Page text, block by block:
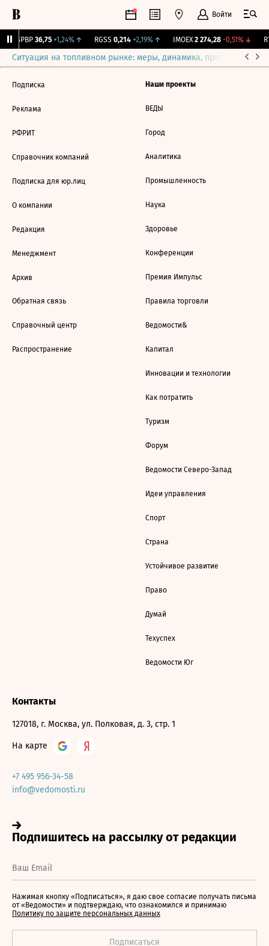
Войти
BSPBP 36,75 +1,24%↑ RGSS 0,214 +2,19%↑ IMOEX 2 274,28 -0,51%↓
Ситуация на топливном рынке: меры, динамика, прогнозы
Подписка
Реклама
РФРИТ
Справочник компаний
Подписка для юр.лиц
О компании
Редакция
Менеджмент
Архив
Обратная связь
Справочный центр
Распространение
Наши проекты
ВЕДЫ
Город
Аналитика
Промышленность
Наука
Здоровье
Конференции
Премия Импульс
Правила торговли
Ведомости&
Капитал
Инновации и технологии
Как потратить
Туризм
Форум
Ведомости Северо-Запад
Идеи управления
Спорт
Страна
Устойчивое развитие
Право
Думай
Техуспех
Ведомости Юг
Контакты
127018, г. Москва, ул. Полковая, д. 3, стр. 1
На карте
+7 495 956-34-58
info@vedomosti.ru
Нажимая кнопку «Подписаться», я даю свое согласие получать письма
от «Ведомости» и подтверждаю, что ознакомился и принимаю
Политику по защите персональных данных